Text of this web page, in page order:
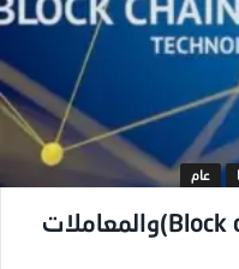
عام
تكنولوجيا البلوك تشين(Block chain)والمعاملات